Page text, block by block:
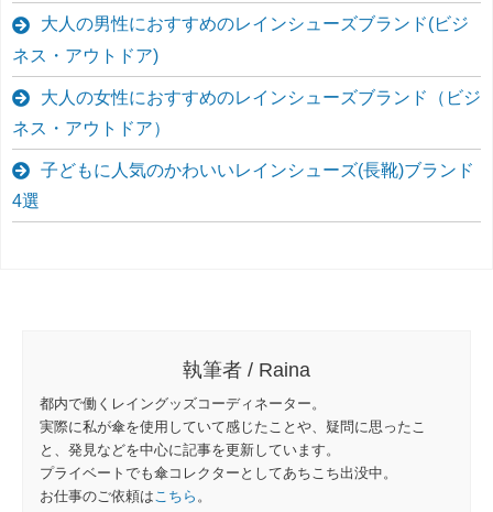
大人の男性におすすめのレインシューズブランド(ビジ
ネス・アウトドア)
大人の女性におすすめのレインシューズブランド（ビジ
ネス・アウトドア）
子どもに人気のかわいいレインシューズ(長靴)ブランド
4選
執筆者 / Raina
都内で働くレイングッズコーディネーター。
実際に私が傘を使用していて感じたことや、疑問に思ったこ
と、発見などを中心に記事を更新しています。
プライベートでも傘コレクターとしてあちこち出没中。
お仕事のご依頼はこちら 。